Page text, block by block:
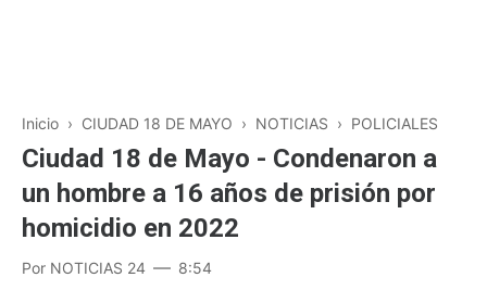
Inicio › CIUDAD 18 DE MAYO › NOTICIAS › POLICIALES
Ciudad 18 de Mayo - Condenaron a
un hombre a 16 años de prisión por
homicidio en 2022
Por NOTICIAS 24 8:54